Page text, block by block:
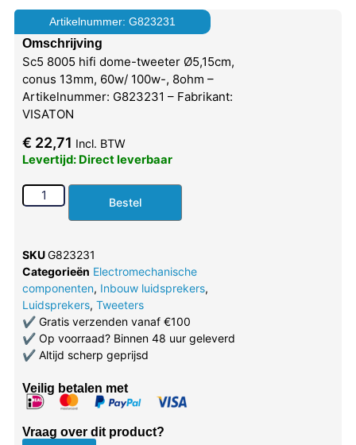
Artikelnummer: G823231
Omschrijving
Sc5 8005 hifi dome-tweeter Ø5,15cm,
conus 13mm, 60w/ 100w-, 8ohm –
Artikelnummer: G823231 – Fabrikant:
VISATON
€ 22,71 Incl. BTW
Levertijd: Direct leverbaar
Bestel
SKUG823231
Categorieën Electromechanische
componenten, Inbouw luidsprekers,
Luidsprekers, Tweeters
✔Gratis verzenden vanaf €100
✔Op voorraad? Binnen 48 uur geleverd
✔Altijd scherp geprijsd
Veilig betalen met
Vraag over dit product?